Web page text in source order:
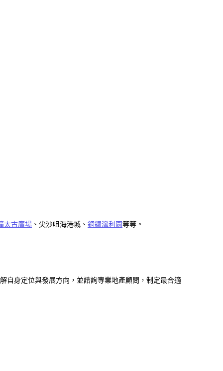
太古廣場 、尖沙咀海港城、 銅鑼灣利園等等。
自身定位與發展方向，並諮詢專業地產顧問，制定最合適